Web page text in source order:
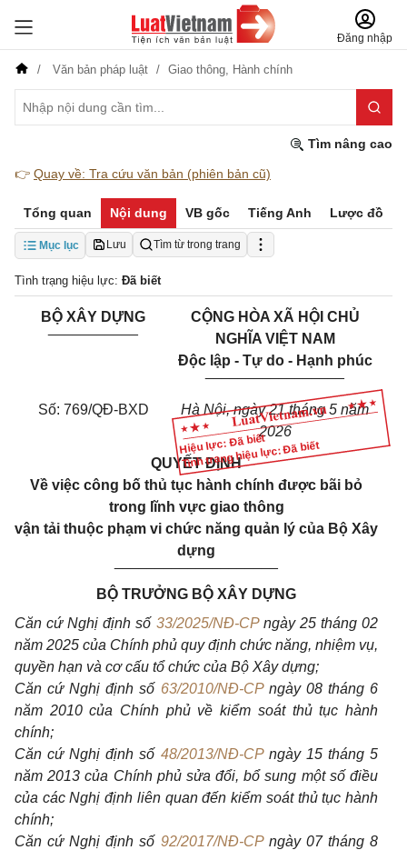
Đăng nhập
Văn bản pháp luật Giao thông, Hành chính
Tìm nâng cao
👉 Quay về: Tra cứu văn bản (phiên bản cũ)
Tổng quan Nội dung VB gốc Tiếng Anh Lược đồ
Mục lục Lưu Tìm từ trong trang
Tình trạng hiệu lực: Đã biết
Hiệu lực: Đã biết
Tình trạng hiệu lực: Đã biết
BỘ XÂY DỰNG
___________
CỘNG HÒA XÃ HỘI CHỦ
NGHĨA VIỆT NAM
Độc lập - Tự do - Hạnh phúc
_________________
Số: 769/QĐ-BXD
Hà Nội, ngày 21 tháng 5 năm
2026
QUYẾT ĐỊNH
Về việc công bố thủ tục hành chính được bãi bỏ
trong lĩnh vực giao thông
vận tải thuộc phạm vi chức năng quản lý của Bộ Xây
dựng
____________________
BỘ TRƯỞNG BỘ XÂY DỰNG
Căn cứ Nghị định số 33/2025/NĐ-CPngày 25 tháng 02
năm 2025 của Chính phủ quy định chức năng, nhiệm vụ,
quyền hạn và cơ cấu tổ chức của Bộ Xây dựng;
Căn cứ Nghị định số 63/2010/NĐ-CPngày 08 tháng 6
năm 2010 của Chính phủ về kiểm soát thủ tục hành
chính;
Căn cứ Nghị định số 48/2013/NĐ-CPngày 15 tháng 5
năm 2013 của Chính phủ sửa đổi, bổ sung một số điều
của các Nghị định liên quan đến kiểm soát thủ tục hành
chính;
Căn cứ Nghị định số 92/2017/NĐ-CPngày 07 tháng 8